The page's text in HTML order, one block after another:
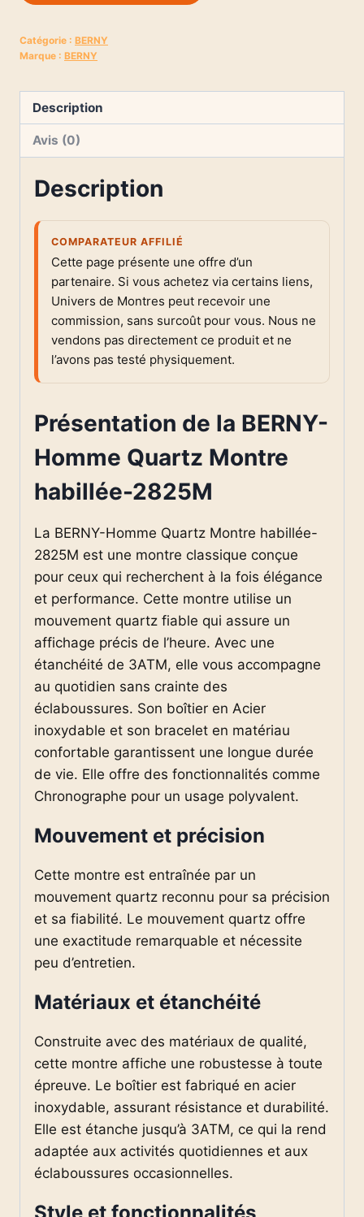
Catégorie : BERNY
Marque : BERNY
Description
Avis (0)
Description
COMPARATEUR AFFILIÉ
Cette page présente une offre d’un
partenaire. Si vous achetez via certains liens,
Univers de Montres peut recevoir une
commission, sans surcoût pour vous. Nous ne
vendons pas directement ce produit et ne
l’avons pas testé physiquement.
Présentation de la BERNY-
Homme Quartz Montre
habillée-2825M
La BERNY-Homme Quartz Montre habillée-
2825M est une montre classique conçue
pour ceux qui recherchent à la fois élégance
et performance. Cette montre utilise un
mouvement quartz fiable qui assure un
affichage précis de l’heure. Avec une
étanchéité de 3ATM, elle vous accompagne
au quotidien sans crainte des
éclaboussures. Son boîtier en Acier
inoxydable et son bracelet en matériau
confortable garantissent une longue durée
de vie. Elle offre des fonctionnalités comme
Chronographe pour un usage polyvalent.
Mouvement et précision
Cette montre est entraînée par un
mouvement quartz reconnu pour sa précision
et sa fiabilité. Le mouvement quartz offre
une exactitude remarquable et nécessite
peu d’entretien.
Matériaux et étanchéité
Construite avec des matériaux de qualité,
cette montre affiche une robustesse à toute
épreuve. Le boîtier est fabriqué en acier
inoxydable, assurant résistance et durabilité.
Elle est étanche jusqu’à 3ATM, ce qui la rend
adaptée aux activités quotidiennes et aux
éclaboussures occasionnelles.
Style et fonctionnalités